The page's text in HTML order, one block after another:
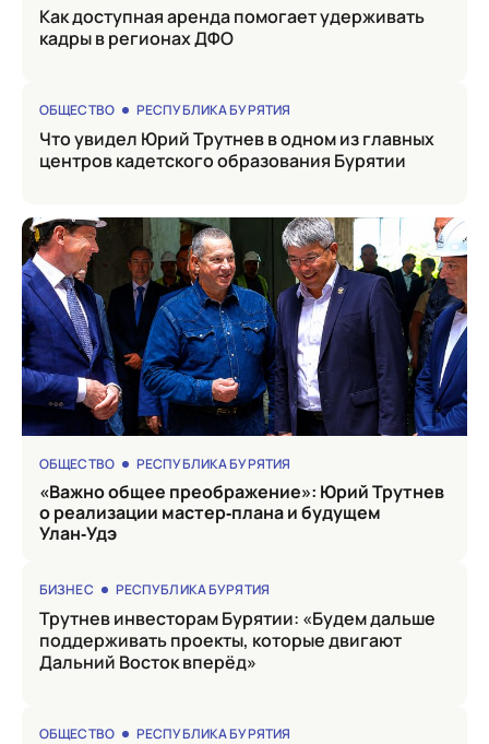
Как доступная аренда помогает удерживать
кадры в регионах ДФО
ОБЩЕСТВО РЕСПУБЛИКА БУРЯТИЯ
Что увидел Юрий Трутнев в одном из главных
центров кадетского образования Бурятии
ОБЩЕСТВО РЕСПУБЛИКА БУРЯТИЯ
«Важно общее преображение»: Юрий Трутнев
о реализации мастер‑плана и будущем
Улан‑Удэ
БИЗНЕС РЕСПУБЛИКА БУРЯТИЯ
Трутнев инвесторам Бурятии: «Будем дальше
поддерживать проекты, которые двигают
Дальний Восток вперёд»
ОБЩЕСТВО РЕСПУБЛИКА БУРЯТИЯ